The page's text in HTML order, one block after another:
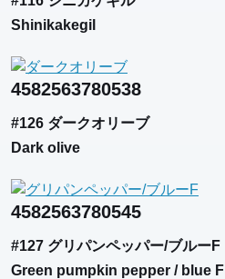
Shinikakegil
4582563780538
#126 ダークオリーブ
Dark olive
4582563780545
#127 グリパンペッパー/ブルーF
Green pumpkin pepper / blue F